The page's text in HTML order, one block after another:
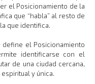
el Posicionamiento de la
que “habla” al resto de
que identifica.
define el Posicionamiento
identificarse con el
de una ciudad cercana,
y única.